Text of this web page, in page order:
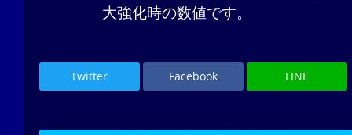
大強化時の数値です。
Twitter Facebook LINE